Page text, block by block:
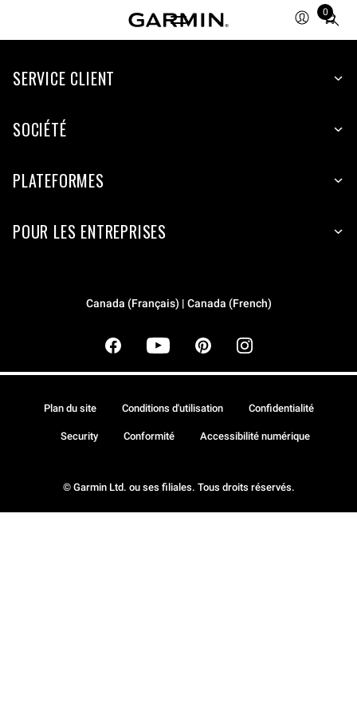
0
Total
SERVICE CLIENT
SOCIÉTÉ
PLATEFORMES
POUR LES ENTREPRISES
Canada (Français) | Canada (French)
© Garmin Ltd. ou ses filiales. Tous droits réservés.
Plan du site Conditions d'utilisation Confidentialité
Security Conformité Accessibilité numérique